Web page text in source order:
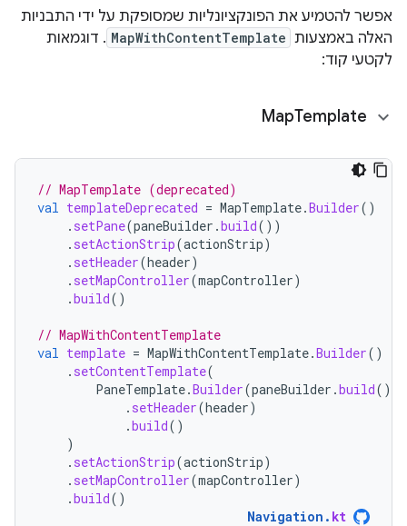
אפשר להטמיע את הפונקציונליות שמסופקת על ידי התבניות
האלה באמצעות MapWithContentTemplate . דוגמאות
לקטעי קוד:
MapTemplate
// MapTemplate (deprecated)
val templateDeprecated = MapTemplate.Builder()
. setPane(paneBuilder .build())
. setActionStrip(actionStrip)
. setHeader(header)
. setMapController(mapController)
.build()
// MapWithContentTemplate
val template = MapWithContentTemplate.Builder()
. setContentTemplate(
PaneTemplate.Builder(paneBuilder .build())
. setHeader(header)
.build()
)
. setActionStrip(actionStrip)
. setMapController(mapController)
.build()
Navigation . kt